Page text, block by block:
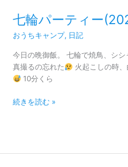
七輪パーティー
おうちキャンプ, 日記
今日の晩御飯。 七輪で焼鳥、シ
真撮るの忘れた
火起こしの時
10分くら
七
輪
パ
ー
テ
ィ
(2022/01/30)
続きを読む »